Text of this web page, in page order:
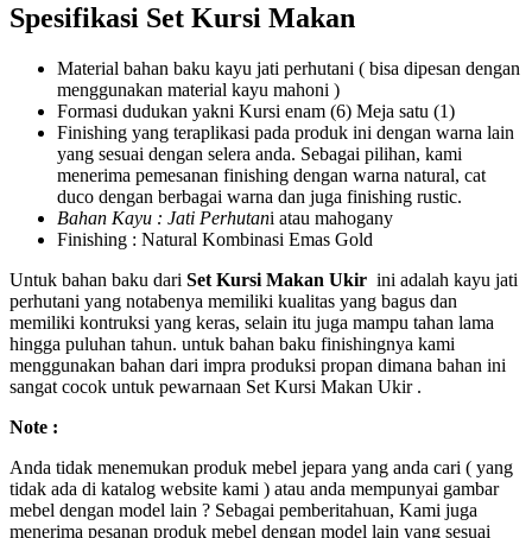
Spesifikasi Set Kursi Makan
Material bahan baku kayu jati perhutani ( bisa dipesan dengan
menggunakan material kayu mahoni )
Formasi dudukan yakni Kursi enam (6) Meja satu (1)
Finishing yang teraplikasi pada produk ini dengan warna lain
yang sesuai dengan selera anda. Sebagai pilihan, kami
menerima pemesanan finishing dengan warna natural, cat
duco dengan berbagai warna dan juga finishing rustic.
Bahan Kayu : Jati Perhutani atau mahogany
Finishing : Natural Kombinasi Emas Gold
Untuk bahan baku dari Set Kursi Makan Ukir ini adalah kayu jati
perhutani yang notabenya memiliki kualitas yang bagus dan
memiliki kontruksi yang keras, selain itu juga mampu tahan lama
hingga puluhan tahun. untuk bahan baku finishingnya kami
menggunakan bahan dari impra produksi propan dimana bahan ini
sangat cocok untuk pewarnaan Set Kursi Makan Ukir .
Note :
Anda tidak menemukan produk mebel jepara yang anda cari ( yang
tidak ada di katalog website kami ) atau anda mempunyai gambar
mebel dengan model lain ? Sebagai pemberitahuan, Kami juga
menerima pesanan produk mebel dengan model lain yang sesuai